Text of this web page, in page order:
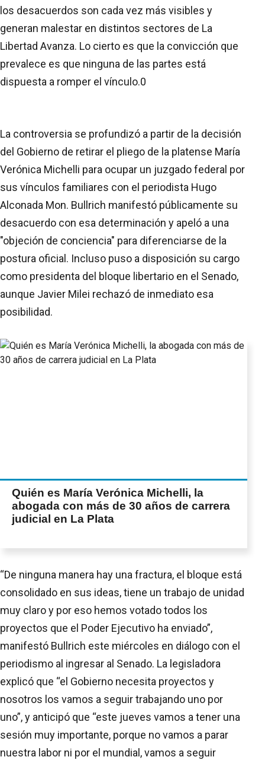
los desacuerdos son cada vez más visibles y
generan malestar en distintos sectores de La
Libertad Avanza. Lo cierto es que la convicción que
prevalece es que ninguna de las partes está
dispuesta a romper el vínculo.0
La controversia se profundizó a partir de la decisión
del Gobierno de retirar el pliego de la platense María
Verónica Michelli para ocupar un juzgado federal por
sus vínculos familiares con el periodista Hugo
Alconada Mon. Bullrich manifestó públicamente su
desacuerdo con esa determinación y apeló a una
"objeción de conciencia" para diferenciarse de la
postura oficial. Incluso puso a disposición su cargo
como presidenta del bloque libertario en el Senado,
aunque Javier Milei rechazó de inmediato esa
posibilidad.
Quién es María Verónica Michelli, la
abogada con más de 30 años de carrera
judicial en La Plata
“De ninguna manera hay una fractura, el bloque está
consolidado en sus ideas, tiene un trabajo de unidad
muy claro y por eso hemos votado todos los
proyectos que el Poder Ejecutivo ha enviado”,
manifestó Bullrich este miércoles en diálogo con el
periodismo al ingresar al Senado. La legisladora
explicó que “el Gobierno necesita proyectos y
nosotros los vamos a seguir trabajando uno por
uno”, y anticipó que “este jueves vamos a tener una
sesión muy importante, porque no vamos a parar
nuestra labor ni por el mundial, vamos a seguir